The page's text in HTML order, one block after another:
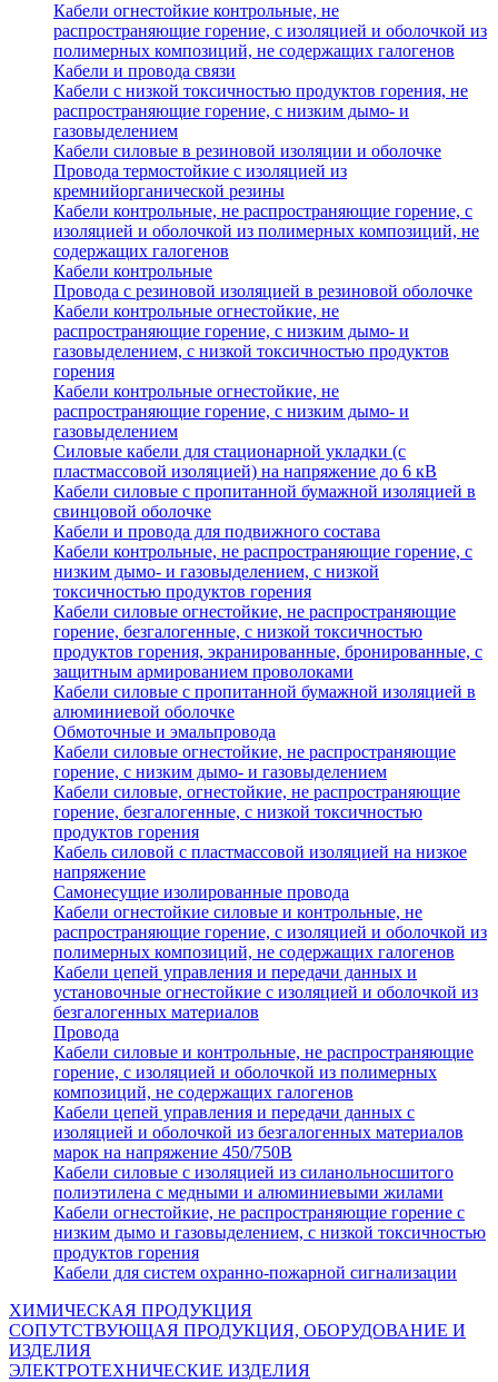
Кабели огнестойкие контрольные, не
распространяющие горение, с изоляцией и оболочкой из
полимерных композиций, не содержащих галогенов
Кабели и провода связи
Кабели с низкой токсичностью продуктов горения, не
распространяющие горение, с низким дымо- и
газовыделением
Кабели силовые в резиновой изоляции и оболочке
Провода термостойкие с изоляцией из
кремнийорганической резины
Кабели контрольные, не распространяющие горение, с
изоляцией и оболочкой из полимерных композиций, не
содержащих галогенов
Кабели контрольные
Провода с резиновой изоляцией в резиновой оболочке
Кабели контрольные огнестойкие, не
распространяющие горение, с низким дымо- и
газовыделением, с низкой токсичностью продуктов
горения
Кабели контрольные огнестойкие, не
распространяющие горение, с низким дымо- и
газовыделением
Силовые кабели для стационарной укладки (с
пластмассовой изоляцией) на напряжение до 6 кВ
Кабели силовые с пропитанной бумажной изоляцией в
свинцовой оболочке
Кабели и провода для подвижного состава
Кабели контрольные, не распространяющие горение, с
низким дымо- и газовыделением, с низкой
токсичностью продуктов горения
Кабели силовые огнестойкие, не распространяющие
горение, безгалогенные, с низкой токсичностью
продуктов горения, экранированные, бронированные, с
защитным армированием проволоками
Кабели силовые с пропитанной бумажной изоляцией в
алюминиевой оболочке
Обмоточные и эмальпровода
Кабели силовые огнестойкие, не распространяющие
горение, с низким дымо- и газовыделением
Кабели силовые, огнестойкие, не распространяющие
горение, безгалогенные, с низкой токсичностью
продуктов горения
Кабель силовой с пластмассовой изоляцией на низкое
напряжение
Самонесущие изолированные провода
Кабели огнестойкие силовые и контрольные, не
распространяющие горение, с изоляцией и оболочкой из
полимерных композиций, не содержащих галогенов
Кабели цепей управления и передачи данных и
установочные огнестойкие с изоляцией и оболочкой из
безгалогенных материалов
Провода
Кабели силовые и контрольные, не распространяющие
горение, с изоляцией и оболочкой из полимерных
композиций, не содержащих галогенов
Кабели цепей управления и передачи данных с
изоляцией и оболочкой из безгалогенных материалов
марок на напряжение 450/750В
Кабели силовые с изоляцией из силанольносшитого
полиэтилена с медными и алюминиевыми жилами
Кабели огнестойкие, не распространяющие горение с
низким дымо и газовыделением, с низкой токсичностью
продуктов горения
Кабели для систем охранно-пожарной сигнализации
ХИМИЧЕСКАЯ ПРОДУКЦИЯ
СОПУТСТВУЮЩАЯ ПРОДУКЦИЯ, ОБОРУДОВАНИЕ И
ИЗДЕЛИЯ
ЭЛЕКТРОТЕХНИЧЕСКИЕ ИЗДЕЛИЯ